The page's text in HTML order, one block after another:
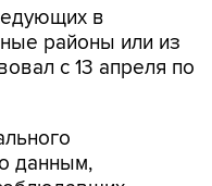
с 13 апреля по
судов, не